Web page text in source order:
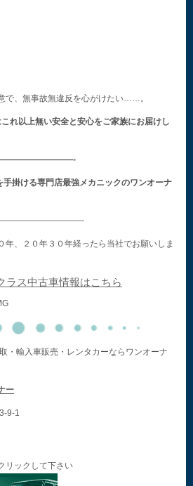
で、無事故無違反を心がけたい……。
れ以上無い安全と安心をご家族にお届けし
掛ける専門店最強メカニックのワンオーナ
年、２０年３０年経ったら当社でお願いしま
ラス中古車情報はこちら
・輸入車販売・レンタカーならワンオーナ
ー
9-1
リックして下さい